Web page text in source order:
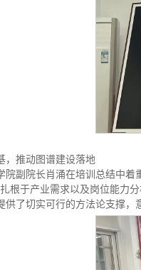
推动图谱建设落地
院副院长肖涌在培训总结中
根于产业需求以及岗位能力
供了切实可行的方法论支撑，